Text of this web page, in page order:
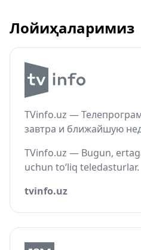
Лойиҳаларимиз
TVinfo.uz —
завтра и ближайшую
TVinfo.uz — Bugun,
uchun to‘liq teledasturlar.
tvinfo.uz